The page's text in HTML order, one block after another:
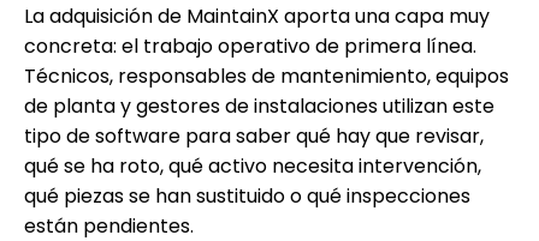
La adquisición de MaintainX aporta una capa muy
concreta: el trabajo operativo de primera línea.
Técnicos, responsables de mantenimiento, equipos
de planta y gestores de instalaciones utilizan este
tipo de software para saber qué hay que revisar,
qué se ha roto, qué activo necesita intervención,
qué piezas se han sustituido o qué inspecciones
están pendientes.